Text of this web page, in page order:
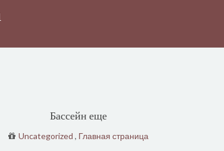
Бассейн еще
Uncategorized , Главная страница